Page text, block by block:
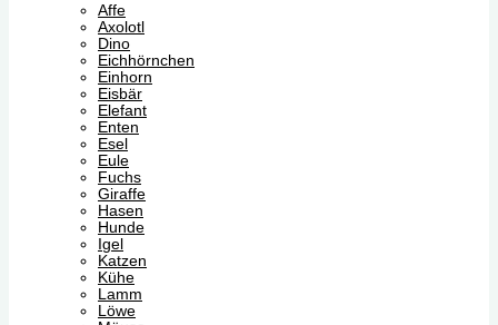
Affe
Axolotl
Dino
Eichhörnchen
Einhorn
Eisbär
Elefant
Enten
Esel
Eule
Fuchs
Giraffe
Hasen
Hunde
Igel
Katzen
Kühe
Lamm
Löwe